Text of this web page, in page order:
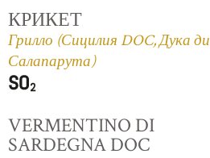
КРИКЕТ
Грилло (Сицилия DOC, Дука ди
Салапарута)
VERMENTINO DI
SARDEGNA DOC